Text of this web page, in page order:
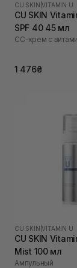
CU SKIN |VITAMIN U
CU SKIN
SPF 40 45 мл
СС-крем с
1 476₴
CU SKIN |VITAMIN U
CU SKIN
Mist 100 мл
Ампульный